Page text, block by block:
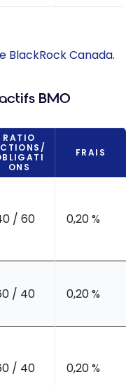
BlackRock Canada.
BMO
RATIO
ONS
FRAIS
/ 60 0,20 %
/ 40 0,20 %
/ 40 0,20 %